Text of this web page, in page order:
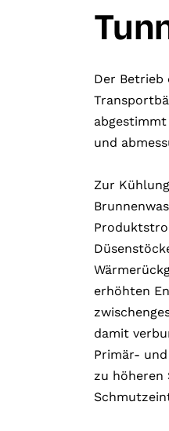
Der
und
Zur
erhöhten
damit
Primär-
zu höheren